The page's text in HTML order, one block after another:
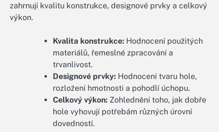
zahrnují kvalitu konstrukce, designové prvky a celkový
výkon.
Kvalita konstrukce: Hodnocení použitých
materiálů, řemeslné zpracování a
trvanlivost.
Designové prvky: Hodnocení tvaru hole,
rozložení hmotnosti a pohodlí úchopu.
Celkový výkon: Zohlednění toho, jak dobře
hole vyhovují potřebám různých úrovní
dovedností.